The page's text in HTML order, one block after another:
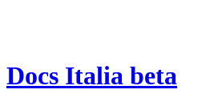
Docs Italia beta